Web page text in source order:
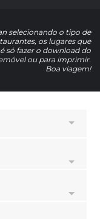
selecionando o tipo de
os lugares que
só fazer o download do
ou para imprimir.
Boa viagem!